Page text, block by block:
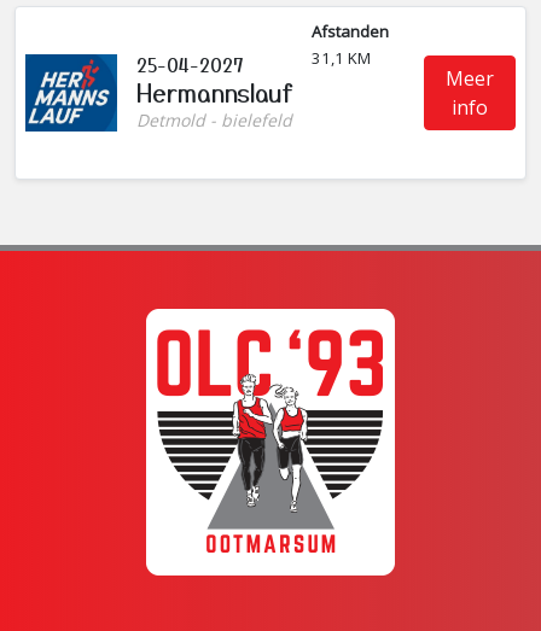
25-04-2027
Hermannslauf
Detmold - bielefeld
Afstanden
31,1 KM
Meer
info